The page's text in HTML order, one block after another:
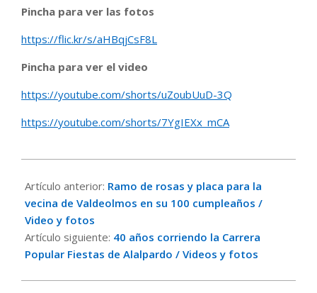
Pincha para ver las fotos
https://flic.kr/s/aHBqjCsF8L
Pincha para ver el video
https://youtube.com/shorts/uZoubUuD-3Q
https://youtube.com/shorts/7YgIEXx_mCA
09-
01
Artículo anterior: Ramo de rosas y placa para la
vecina de Valdeolmos en su 100 cumpleaños /
Video y fotos
Artículo siguiente: 40 años corriendo la Carrera
Popular Fiestas de Alalpardo / Videos y fotos